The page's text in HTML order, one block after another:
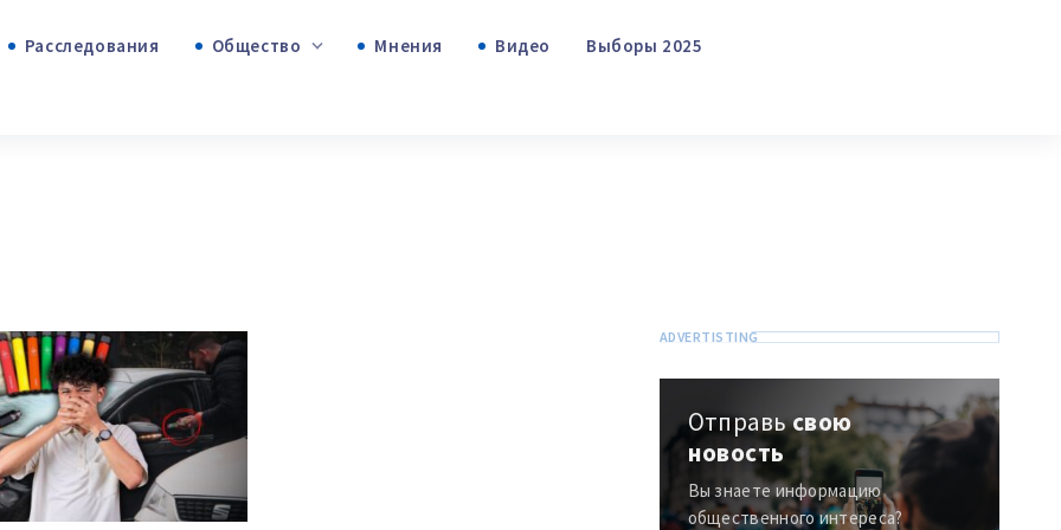
Отправьсвою
новость
Вы знаете информацию
общественного интереса?